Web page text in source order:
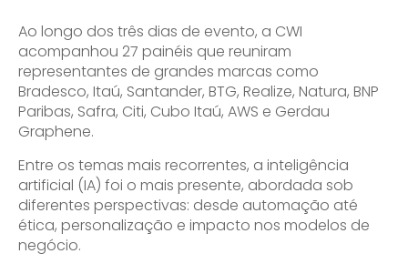
Ao longo dos três dias de evento, a CWI
acompanhou 27 painéis que reuniram
representantes de grandes marcas como
Bradesco, Itaú, Santander, BTG, Realize, Natura, BNP
Paribas, Safra, Citi, Cubo Itaú, AWS e Gerdau
Graphene.
Entre os temas mais recorrentes, a inteligência
artificial (IA) foi o mais presente, abordada sob
diferentes perspectivas: desde automação até
ética, personalização e impacto nos modelos de
negócio.